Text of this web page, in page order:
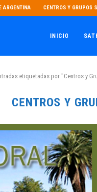
ARGENTINA CENTROS Y GRUPOS
INICIO
etiquetadas por "Centros y
CENTROS Y